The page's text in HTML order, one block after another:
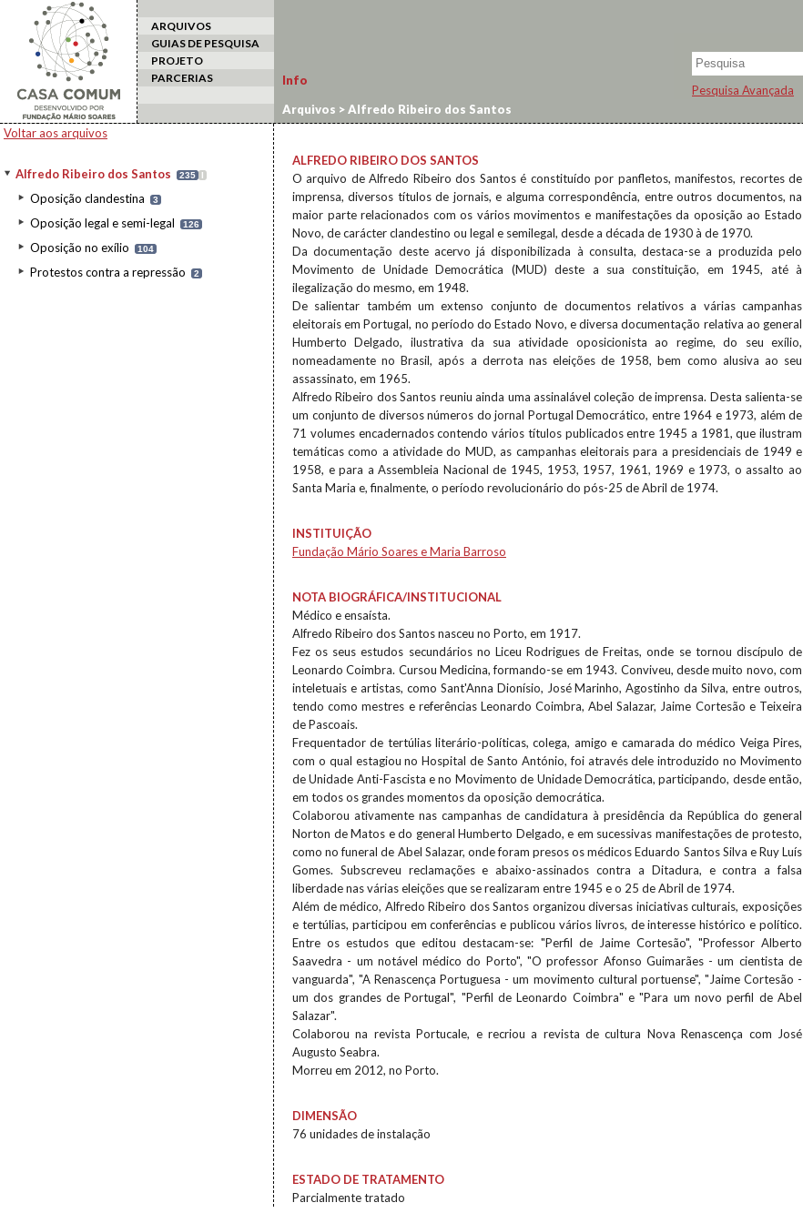
ARQUIVOS
GUIAS DE PESQUISA
PROJETO
PARCERIAS
Pesquisa Avançada
Voltar aos arquivos
Alfredo Ribeiro dos Santos 235 I
Oposição clandestina 3
Oposição legal e semi-legal 126
Oposição no exílio 104
Protestos contra a repressão 2
Info
Arquivos >Alfredo Ribeiro dos Santos
ALFREDO RIBEIRO DOS SANTOS
O arquivo de Alfredo Ribeiro dos Santos é constituído por panfletos, manifestos, recortes de
imprensa, diversos títulos de jornais, e alguma correspondência, entre outros documentos, na
maior parte relacionados com os vários movimentos e manifestações da oposição ao Estado
Novo, de carácter clandestino ou legal e semilegal, desde a década de 1930 à de 1970.
Da documentação deste acervo já disponibilizada à consulta, destaca-se a produzida pelo
Movimento de Unidade Democrática (MUD) deste a sua constituição, em 1945, até à
ilegalização do mesmo, em 1948.
De salientar também um extenso conjunto de documentos relativos a várias campanhas
eleitorais em Portugal, no período do Estado Novo, e diversa documentação relativa ao general
Humberto Delgado, ilustrativa da sua atividade oposicionista ao regime, do seu exílio,
nomeadamente no Brasil, após a derrota nas eleições de 1958, bem como alusiva ao seu
assassinato, em 1965.
Alfredo Ribeiro dos Santos reuniu ainda uma assinalável coleção de imprensa. Desta salienta-se
um conjunto de diversos números do jornal Portugal Democrático, entre 1964 e 1973, além de
71 volumes encadernados contendo vários títulos publicados entre 1945 a 1981, que ilustram
temáticas como a atividade do MUD, as campanhas eleitorais para a presidenciais de 1949 e
1958, e para a Assembleia Nacional de 1945, 1953, 1957, 1961, 1969 e 1973, o assalto ao
Santa Maria e, finalmente, o período revolucionário do pós-25 de Abril de 1974.
INSTITUIÇÃO
Fundação Mário Soares e Maria Barroso
NOTA BIOGRÁFICA/INSTITUCIONAL
Médico e ensaísta.
Alfredo Ribeiro dos Santos nasceu no Porto, em 1917.
Fez os seus estudos secundários no Liceu Rodrigues de Freitas, onde se tornou discípulo de
Leonardo Coimbra. Cursou Medicina, formando-se em 1943. Conviveu, desde muito novo, com
inteletuais e artistas, como Sant'Anna Dionísio, José Marinho, Agostinho da Silva, entre outros,
tendo como mestres e referências Leonardo Coimbra, Abel Salazar, Jaime Cortesão e Teixeira
de Pascoais.
Frequentador de tertúlias literário-políticas, colega, amigo e camarada do médico Veiga Pires,
com o qual estagiou no Hospital de Santo António, foi através dele introduzido no Movimento
de Unidade Anti-Fascista e no Movimento de Unidade Democrática, participando, desde então,
em todos os grandes momentos da oposição democrática.
Colaborou ativamente nas campanhas de candidatura à presidência da República do general
Norton de Matos e do general Humberto Delgado, e em sucessivas manifestações de protesto,
como no funeral de Abel Salazar, onde foram presos os médicos Eduardo Santos Silva e Ruy Luís
Gomes. Subscreveu reclamações e abaixo-assinados contra a Ditadura, e contra a falsa
liberdade nas várias eleições que se realizaram entre 1945 e o 25 de Abril de 1974.
Além de médico, Alfredo Ribeiro dos Santos organizou diversas iniciativas culturais, exposições
e tertúlias, participou em conferências e publicou vários livros, de interesse histórico e político.
Entre os estudos que editou destacam-se: "Perfil de Jaime Cortesão", "Professor Alberto
Saavedra - um notável médico do Porto", "O professor Afonso Guimarães - um cientista de
vanguarda", "A Renascença Portuguesa - um movimento cultural portuense", "Jaime Cortesão -
um dos grandes de Portugal", "Perfil de Leonardo Coimbra" e "Para um novo perfil de Abel
Salazar".
Colaborou na revista Portucale, e recriou a revista de cultura Nova Renascença com José
Augusto Seabra.
Morreu em 2012, no Porto.
DIMENSÃO
76 unidades de instalação
ESTADO DE TRATAMENTO
Parcialmente tratado